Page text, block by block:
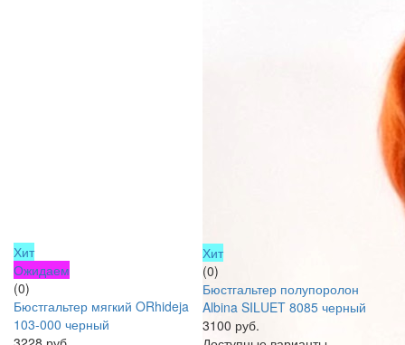
Хит
Ожидаем
(0)
Бюстгальтер мягкий ORhideja
103-000 черный
Хит
(0)
Бюстгальтер полупоролон
Albina SILUET 8085 черный
3100 руб.